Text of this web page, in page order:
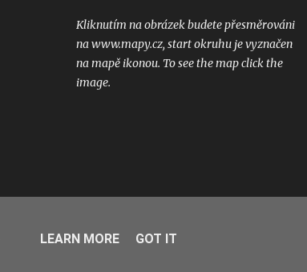
Kliknutím na obrázek budete přesměrováni
na www.mapy.cz, start okruhu je vyznačen
na mapě ikonou. To see the map click the
image.
LEARN MORE GOT IT